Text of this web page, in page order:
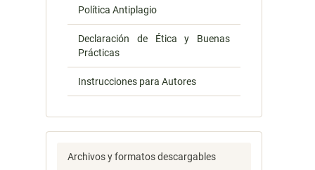
Política Antiplagio
Declaración de Ética y Buenas
Prácticas
Instrucciones para Autores
Archivos y formatos descargables